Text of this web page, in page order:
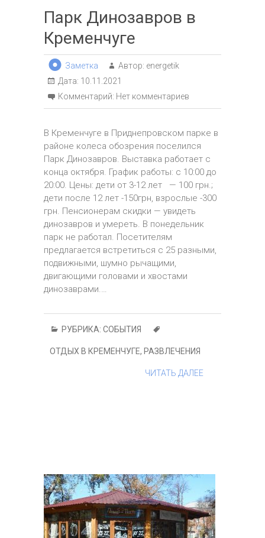
Парк Динозавров в
Кременчуге
Заметка Автор: energetik
Дата: 10.11.2021
Комментарий: Нет комментариев
В Кременчуге в Приднепровском парке в
районе колеса обозрения поселился
Парк Динозавров. Выставка работает с
конца октября. График работы: с 10:00 до
20:00. Цены: дети от 3-12 лет — 100 грн.;
дети после 12 лет -150грн, взрослые -300
грн. Пенсионерам скидки — увидеть
динозавров и умереть. В понедельник
парк не работал. Посетителям
предлагается встретиться с 25 разными,
подвижными, шумно рычащими,
двигающими головами и хвостами
динозаврами.…
РУБРИКА: СОБЫТИЯ
ОТДЫХ В КРЕМЕНЧУГЕ, РАЗВЛЕЧЕНИЯ
ЧИТАТЬ ДАЛЕЕ